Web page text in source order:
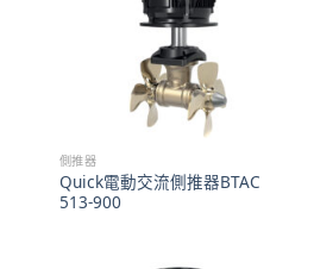
側推器
Quick電動交流側推器BTAC
513-900